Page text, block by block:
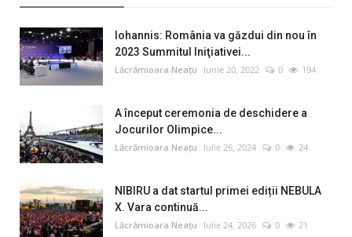
Iohannis: România va găzdui din nou în
2023 Summitul Iniţiativei...
Lăcrămioara Neațu Iunie 20, 2022 0 194
A început ceremonia de deschidere a
Jocurilor Olimpice...
Lăcrămioara Neațu Iulie 26, 2024 0 24
NIBIRU a dat startul primei ediții NEBULA
X. Vara continuă...
Lăcrămioara Neațu Iulie 24, 2026 0 21